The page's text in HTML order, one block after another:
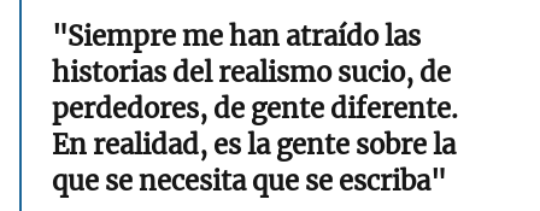
"Siempre me han atraído las
historias del realismo sucio, de
perdedores, de gente diferente.
En realidad, es la gente sobre la
que se necesita que se escriba"